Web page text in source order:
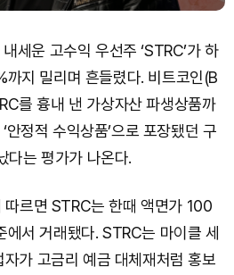
세운 고수익 우선주 ‘STRC’가 하
지 밀리며 흔들렸다. 비트코인(B
를 흉내 낸 가상자산 파생상품까
안정적 수익상품’으로 포장됐던 구
다는 평가가 나온다.
르면 STRC는 한때 액면가 100
서 거래됐다. STRC는 마이클 세
가 고금리 예금 대체재처럼 홍보